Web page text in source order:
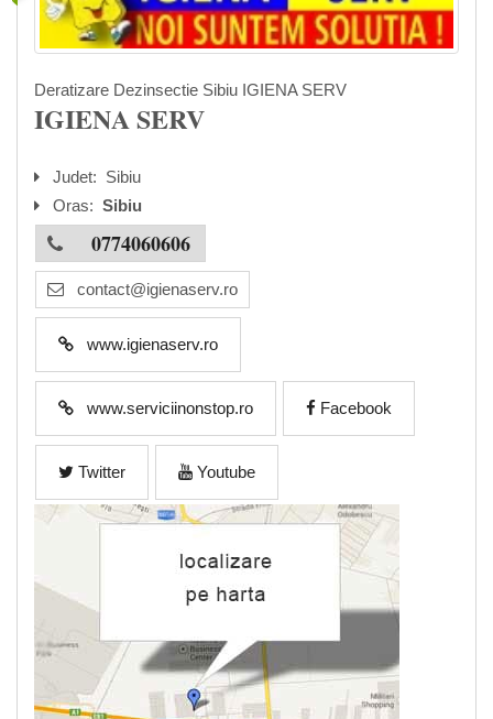
Deratizare Dezinsectie Sibiu IGIENA SERV
IGIENA SERV
Judet: Sibiu
Oras: Sibiu
0774060606
contact@igienaserv.ro
www.igienaserv.ro
www.serviciinonstop.ro Facebook
Twitter Youtube